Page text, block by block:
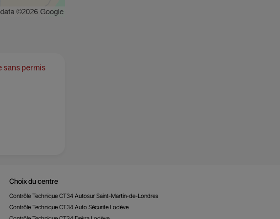
sans permis
Choix du centre
Contrôle Technique CT34 Autosur Saint-Martin-de-Londres
Contrôle Technique CT34 Auto Sécurite Lodève